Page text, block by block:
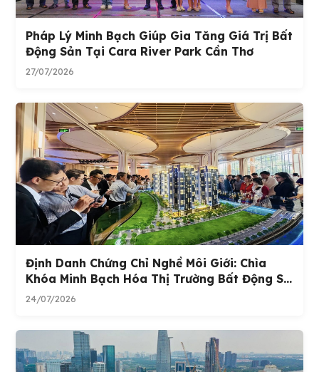
Pháp Lý Minh Bạch Giúp Gia Tăng Giá Trị Bất
Động Sản Tại Cara River Park Cần Thơ
27/07/2026
Định Danh Chứng Chỉ Nghề Môi Giới: Chìa
Khóa Minh Bạch Hóa Thị Trường Bất Động S...
24/07/2026